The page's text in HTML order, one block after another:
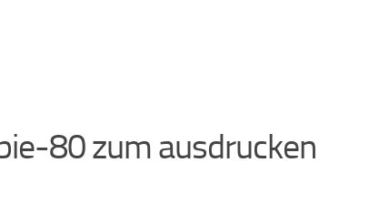
80 zum ausdrucken